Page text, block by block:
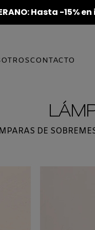
Hasta -15%
CONTACTO
DE